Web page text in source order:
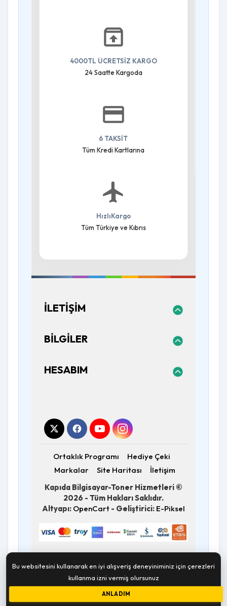
Bu websitesini kullanarak en iyi alışveriş deneyiniminiz için çerezleri
kullanma izni vermiş olursunuz
ANLADIM
4000TL ÜCRETSİZ KARGO
24 Saatte Kargoda
6 TAKSİT
Tüm Kredi Kartlarına
HızlıKargo
Tüm Türkiye ve Kıbrıs
İLETIŞIM
BILGILER
HESABIM
Ortaklık Programı
Hediye Çeki
Markalar
Site Haritası
İletişim
Kapıda Bilgisayar-Toner Hizmetleri ©
2026 - Tüm Hakları Saklıdır.
Altyapı: OpenCart - Geliştirici: E-Piksel